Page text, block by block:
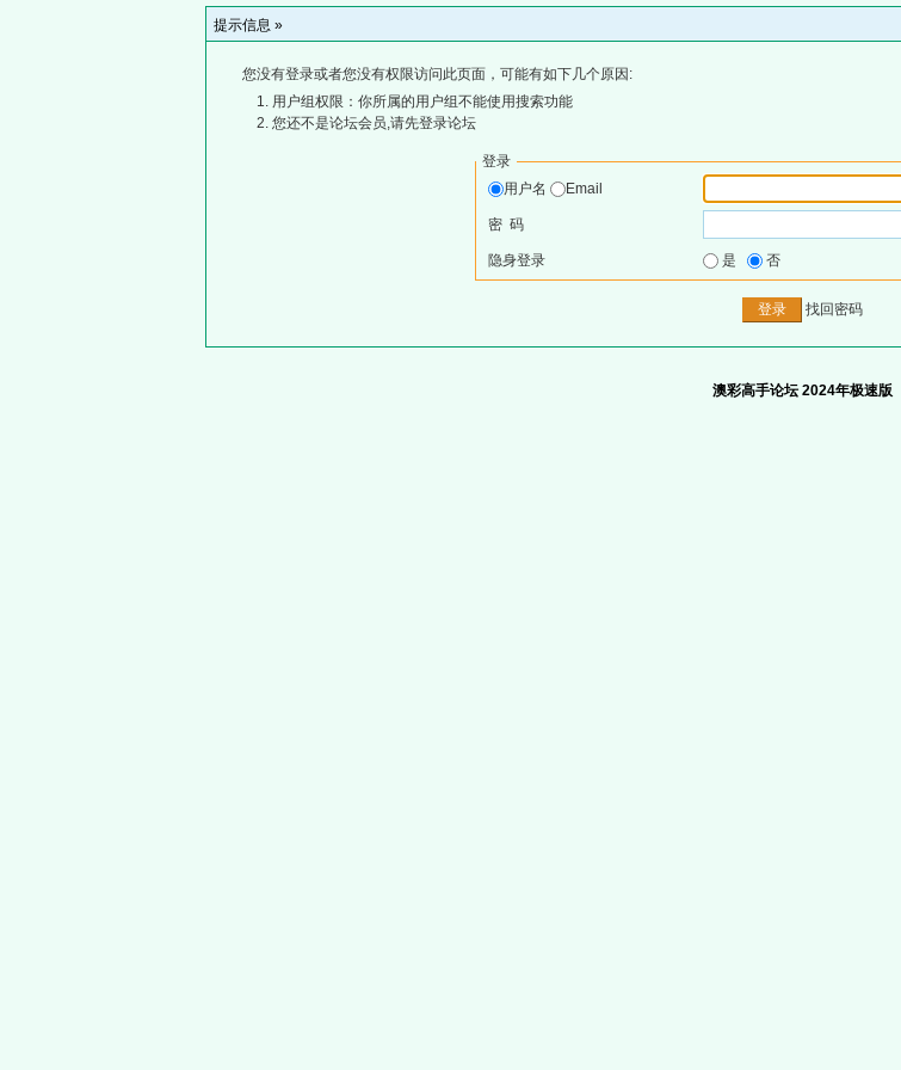
提示信息 »
您没有登录或者您没有权限访问此页面，可能有如下几个原因:
用户组权限：你所属的用户组不能使用搜索功能
您还不是论坛会员,请先登录论坛
登录
用户名
Email
密 码
隐身登录 是 否
找回密码
澳彩高手论坛 2024年极速版